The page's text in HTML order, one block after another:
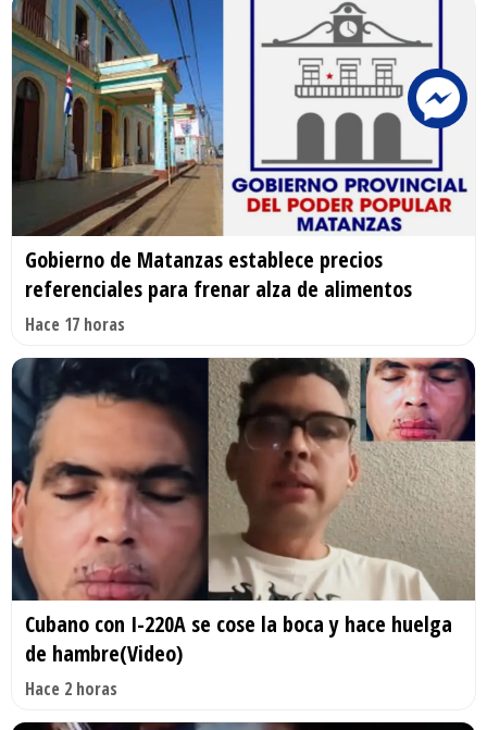
Gobierno de Matanzas establece precios
referenciales para frenar alza de alimentos
Hace 17 horas
Cubano con I-220A se cose la boca y hace huelga
de hambre(Video)
Hace 2 horas